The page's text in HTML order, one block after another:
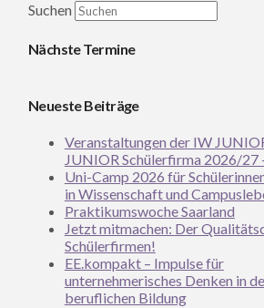
Suchen
Nächste Termine
Neueste Beiträge
Veranstaltungen der IW
JUNIOR Schülerfirma 2026/27
Uni-Camp 2026 für
in Wissenschaft und
Praktikumswoche Saarland
Jetzt mitmachen: Der
Schülerfirmen!
EE.kompakt – Impulse für
unternehmerisches Denken in
beruflichen Bildung